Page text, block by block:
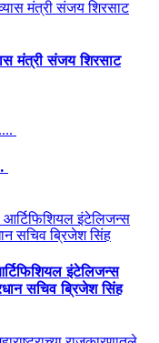
मंत्री संजय शिरसाट
इंटेलिजन्स
सचिव ब्रिजेश सिंह